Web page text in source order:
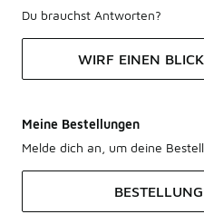
Du brauchst Antworten?
WIRF EINEN
Meine Bestellungen
Melde dich an, um deine